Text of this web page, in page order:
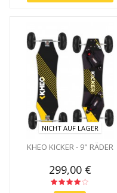
NICHT AUF LAGER
KHEO KICKER - 9" RÄDER
299,00 €